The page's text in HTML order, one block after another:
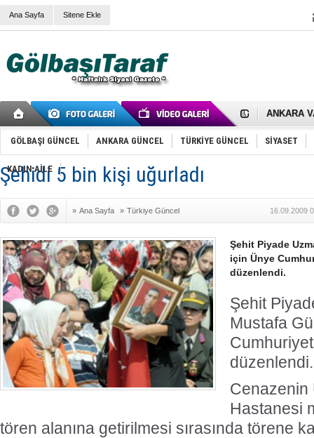
Ana Sayfa Sitene Ekle
Cemal
Samet
FAİZ
Mikail
Gölbaşı
İNCEK
GÖLBAŞI GÜNCEL ANKARA GÜNCEL TÜRKİYE GÜNCEL SİYASET
KADIN AİLE
Şehidi 5 bin kişi uğurladı
» Ana Sayfa » Türkiye Güncel 16.09.2009
Şehit Piyade
için Ünye
düzenlendi.
Şehit
Mustafa
Cenazenin
Hastanesi
tören alanına getirilmesi sırasında törene